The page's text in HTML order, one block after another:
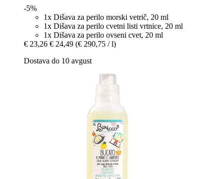
-5%
1x Dišava za perilo morski vetrič, 20 ml
1x Dišava za perilo cvetni listi vrtnice, 20 ml
1x Dišava za perilo ovseni cvet, 20 ml
€ 23,26 € 24,49 (€ 290,75 / l)
Dostava do 10 avgust